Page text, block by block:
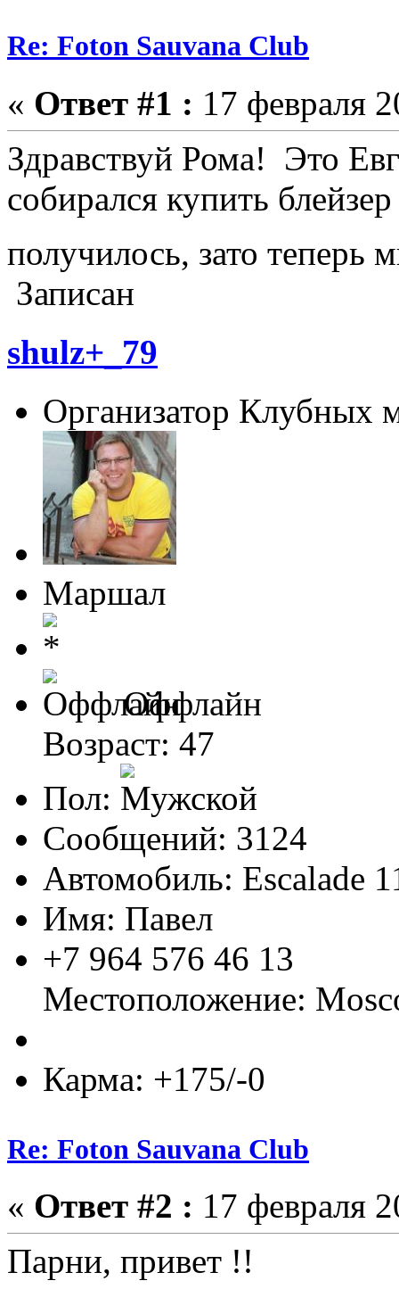
Re: Foton Sauvana Club
« Ответ #1 : 17 февраля
Здравствуй Рома! Это
собирался купить
получилось, зато теперь
Записан
shulz+_79
Организатор Клубных
Маршал
Оффлайн
Возраст: 47
Пол:
Сообщений: 3124
Автомобиль: Escalade
Имя: Павел
+7 964 576 46 13
Местоположение:
Карма: +175/-0
Re: Foton Sauvana Club
« Ответ #2 : 17 февраля
Парни, привет !!